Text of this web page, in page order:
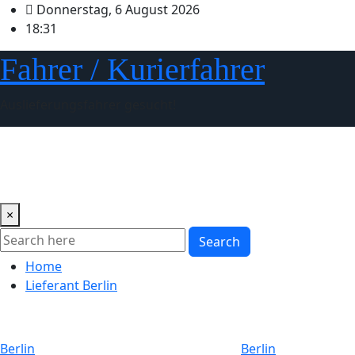
Skip
to
content
Donnerstag, 6 August 2026
18:31
Fahrer / Kurierfahrer
×
Search
Home
Lieferant Berlin
Berlin
Berlin